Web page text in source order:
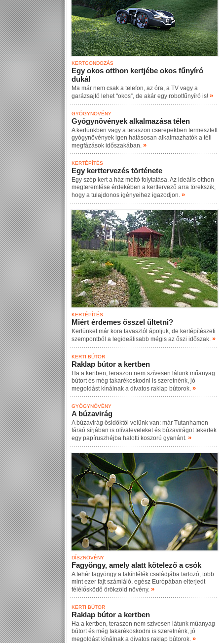
KERTGONDOZÁS
Egy okos otthon kertjébe okos fűnyíró
dukál
Ma már nem csak a telefon, az óra, a TV vagy a
garázsajtó lehet "okos”, de akár egy robotfűnyíró is! »
GYÓGYNÖVÉNY
Gyógynövények alkalmazása télen
A kertünkben vagy a teraszon cserepekben termesztett
gyógynövények igen hatásosan alkalmazhatók a téli
megfázások időszakában. »
KERTÉPÍTÉS
Egy kerttervezés története
Egy szép kert a ház méltó folytatása. Az ideális otthon
megteremtése érdekében a kerttervező arra törekszik,
hogy a tulajdonos igényeihez igazodjon. »
KERTÉPÍTÉS
Miért érdemes ősszel ültetni?
Kertünket már kora tavasztól ápoljuk, de kertépítészeti
szempontból a legideálisabb mégis az őszi időszak. »
KERTI BÚTOR
Raklap bútor a kertben
Ha a kertben, teraszon nem szívesen látunk műanyag
bútort és még takarékoskodni is szeretnénk, jó
megoldást kínálnak a divatos raklap bútorok. »
GYÓGYNÖVÉNY
A búzavirág
A búzavirág ősidőktől velünk van: már Tutanhamon
fáraó sírjában is olívaleveleket és búzavirágot tekertek
egy papíruszhéjba halotti koszorú gyanánt. »
DÍSZNÖVÉNY
Fagyöngy, amely alatt kötelező a csók
A fehér fagyöngy a fakínfélék családjába tartozó, több
mint ezer fajt számláló, egész Európában elterjedt
félélősködő örökzöld növény. »
KERTI BÚTOR
Raklap bútor a kertben
Ha a kertben, teraszon nem szívesen látunk műanyag
bútort és még takarékoskodni is szeretnénk, jó
megoldást kínálnak a divatos raklap bútorok. »